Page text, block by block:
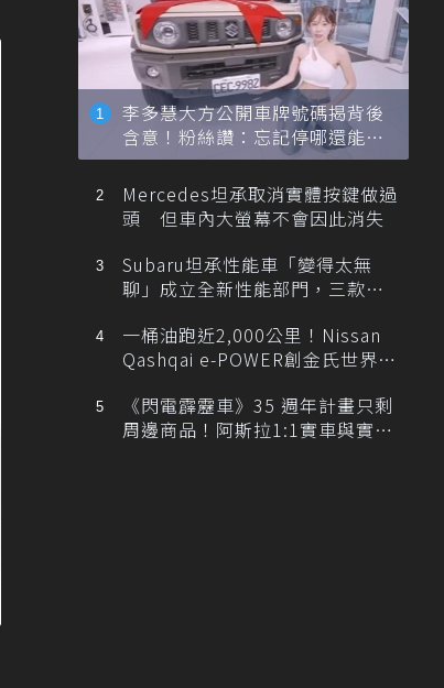
李多慧大方公開車牌號碼揭背後
含意！粉絲讚：忘記停哪還能幫
忙找車
Mercedes坦承取消實體按鍵做過
頭 但車內大螢幕不會因此消失
Subaru坦承性能車「變得太無
聊」成立全新性能部門，三款手
一桶油跑近2,000公里！Nissan
Qashqai e-POWER創金氏世界紀
《閃電霹靂車》35 週年計畫只剩
周邊商品！阿斯拉1:1實車與實體